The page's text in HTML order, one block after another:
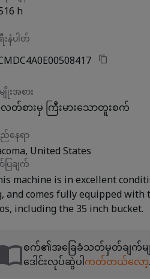
h
းနံပါတ်
းအစား
တ်စားမှ ကြီးမားသောတူးစက်
နေရာ
United States
ပြချက်
machine is in excellent
and comes fully equipped
စက်၏အခြေခံသတ်မှတ်ချက်မျ
ဒေါင်းလုပ်ဆွဲပါ ကတ်တယ်လော့.